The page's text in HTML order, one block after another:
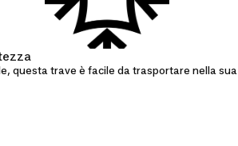
questa trave è facile da trasportare nella sua